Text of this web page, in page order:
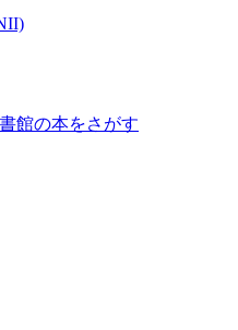
館の本をさがす